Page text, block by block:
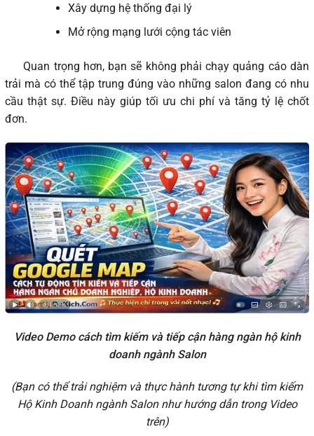
Xây dựng hệ thống đại lý
Mở rộng mạng lưới cộng tác viên
Quan trọng hơn, bạn sẽ không phải chạy quảng cáo dàn
trải mà có thể tập trung đúng vào những salon đang có nhu
cầu thật sự. Điều này giúp tối ưu chi phí và tăng tỷ lệ chốt
đơn.
Video Demo cách tìm kiếm và tiếp cận hàng ngàn hộ kinh
doanh ngành Salon
(Bạn có thể trải nghiệm và thực hành tương tự khi tìm kiếm
Hộ Kinh Doanh ngành Salon như hướng dẫn trong Video
trên)